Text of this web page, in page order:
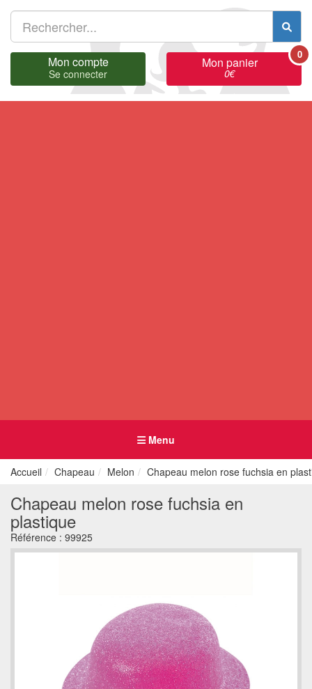
Mon compte
Se connecter
Mon panier
0€
0
Menu
Accueil Chapeau Melon Chapeau melon rose fuchsia en
Chapeau melon rose fuchsia en
plastique
Référence : 99925